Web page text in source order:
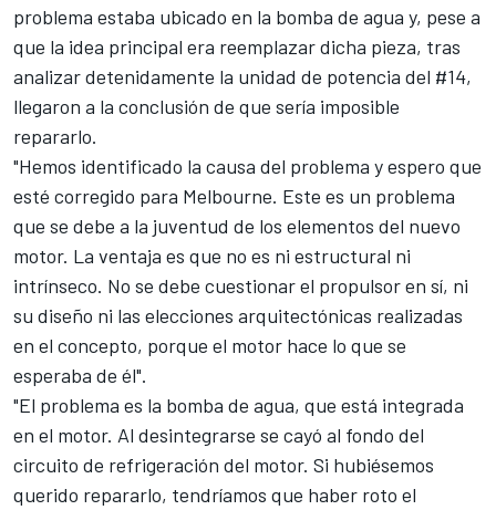
problema estaba ubicado en la bomba de agua y, pese a
que la idea principal era reemplazar dicha pieza, tras
analizar detenidamente la unidad de potencia del #14,
llegaron a la conclusión de que sería imposible
repararlo.
"Hemos identificado la causa del problema y espero que
esté corregido para Melbourne. Este es un problema
que se debe a la juventud de los elementos del nuevo
motor. La ventaja es que no es ni estructural ni
intrínseco. No se debe cuestionar el propulsor en sí, ni
su diseño ni las elecciones arquitectónicas realizadas
en el concepto, porque el motor hace lo que se
esperaba de él".
"El problema es la bomba de agua, que está integrada
en el motor. Al desintegrarse se cayó al fondo del
circuito de refrigeración del motor. Si hubiésemos
querido repararlo, tendríamos que haber roto el